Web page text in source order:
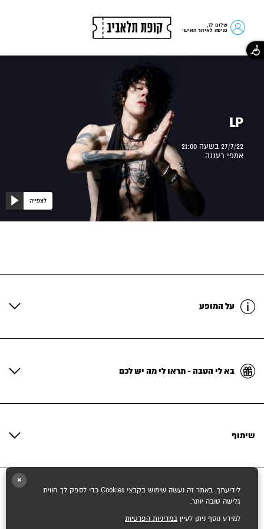
שלום לך,
כניסה לאיזור האישי
LP
27/7/22 בשעה 21:00
אמפי רעננה
לצפייה
על המופע
בא לי הטבה - תראו לי מה יש לכם
שיתוף
×
לידיעתך, באתר זה נעשה שימוש בקבצי Cookies כדי לספק לך חווית
גלישה טובה יותר.
למידע נוסף ניתן לעיין במדיניות הפרטיות